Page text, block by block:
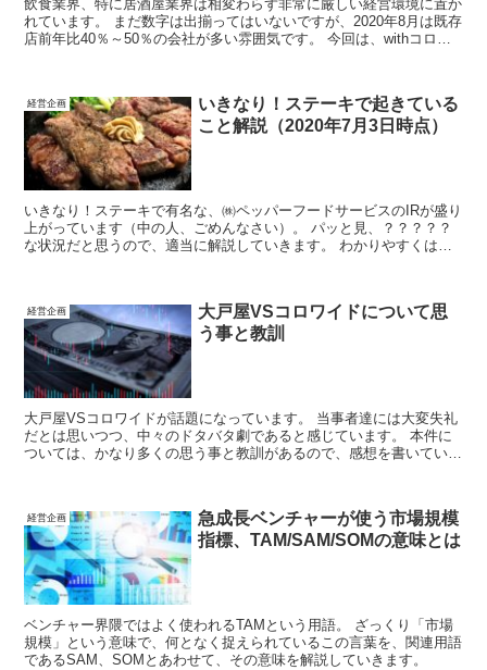
飲食業界、特に居酒屋業界は相変わらず非常に厳しい経営環境に置か
れています。 まだ数字は出揃ってはいないですが、2020年8月は既存
店前年比40％～50％の会社が多い雰囲気です。 今回は、withコロナ
経営企画
いきなり！ステーキで起きている
こと解説（2020年7月3日時点）
いきなり！ステーキで有名な、㈱ペッパーフードサービスのIRが盛り
上がっています（中の人、ごめんなさい）。 パッと見、？？？？？
な状況だと思うので、適当に解説していきます。 わかりやすくは書
経営企画
大戸屋VSコロワイドについて思
う事と教訓
大戸屋VSコロワイドが話題になっています。 当事者達には大変失礼
だとは思いつつ、中々のドタバタ劇であると感じています。 本件に
ついては、かなり多くの思う事と教訓があるので、感想を書いていき
経営企画
急成長ベンチャーが使う市場規模
指標、TAM/SAM/SOMの意味とは
ベンチャー界隈ではよく使われるTAMという用語。 ざっくり「市場
規模」という意味で、何となく捉えられているこの言葉を、関連用語
であるSAM、SOMとあわせて、その意味を解説していきます。